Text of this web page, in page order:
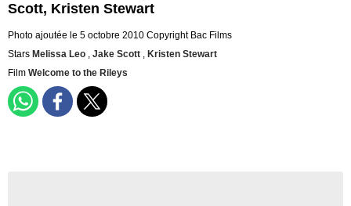
Scott, Kristen Stewart
Photo ajoutée le 5 octobre 2010 Copyright Bac Films
Stars Melissa Leo , Jake Scott , Kristen Stewart
Film Welcome to the Rileys